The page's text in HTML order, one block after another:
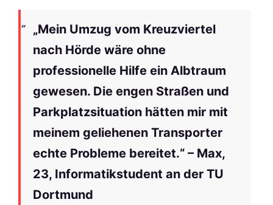
„Mein Umzug vom Kreuzviertel
nach Hörde wäre ohne
professionelle Hilfe ein Albtraum
gewesen. Die engen Straßen und
Parkplatzsituation hätten mir mit
meinem geliehenen Transporter
echte Probleme bereitet.“ – Max,
23, Informatikstudent an der TU
Dortmund